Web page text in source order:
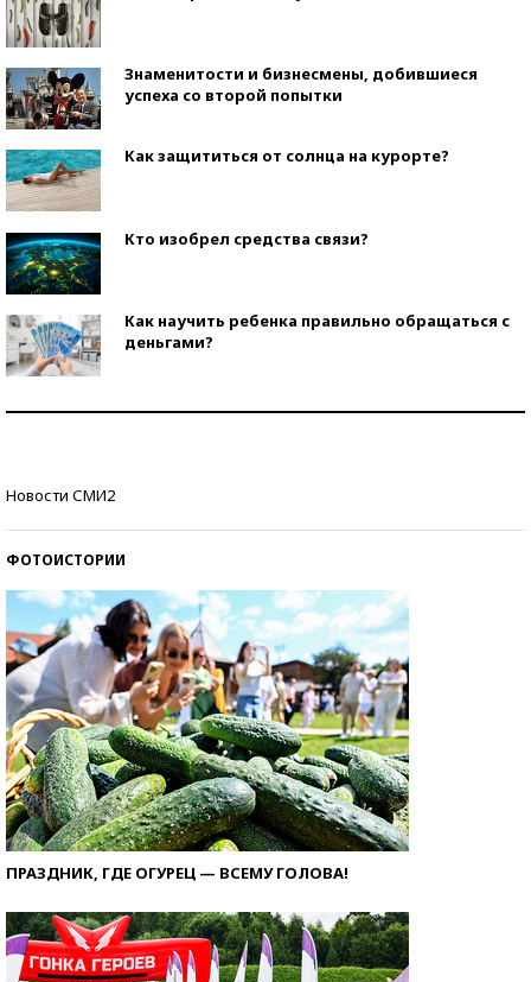
Знаменитости и бизнесмены, добившиеся
успеха со второй попытки
Как защититься от солнца на курорте?
Кто изобрел средства связи?
Как научить ребенка правильно обращаться с
деньгами?
Новости СМИ2
ФОТОИСТОРИИ
ПРАЗДНИК, ГДЕ ОГУРЕЦ — ВСЕМУ ГОЛОВА!